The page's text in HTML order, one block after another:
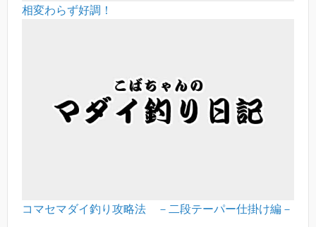
相変わらず好調！
コマセマダイ釣り攻略法 －二段テーパー仕掛け編－